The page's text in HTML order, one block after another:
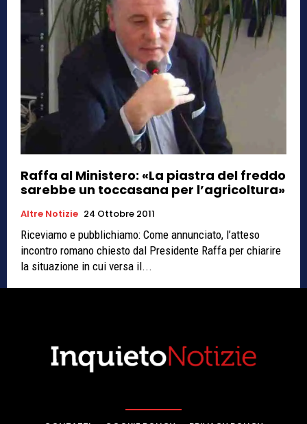
Raffa al Ministero: «La piastra del freddo
sarebbe un toccasana per l’agricoltura»
Altre Notizie 24 Ottobre 2011
Riceviamo e pubblichiamo: Come annunciato, l’atteso
incontro romano chiesto dal Presidente Raffa per chiarire
la situazione in cui versa il...